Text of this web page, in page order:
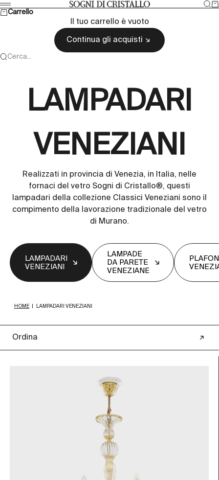
Vai al contenuto Sogni di cristallo
Menù
Carrello
Il tuo carrello è vuoto
Continua gli acquisti
Cerca...
LAMPADARI
VENEZIANI
Realizzati in provincia di Venezia, in Italia, nelle
fornaci del vetro Sogni di Cristallo®, questi
lampadari della collezione Classici Veneziani sono il
compimento della lavorazione tradizionale del vetro
di Murano.
LAMPADARI
VENEZIANI
LAMPADE
DA PARETE
VENEZIANE
HOME LAMPADARI VENEZIANI
Ordina